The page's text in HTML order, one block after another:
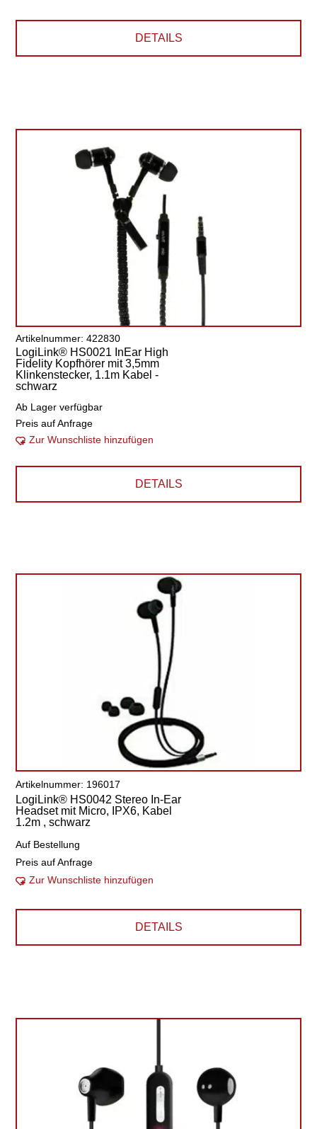
DETAILS
Artikelnummer: 422830
LogiLink® HS0021 InEar High
Fidelity Kopfhörer mit 3,5mm
Klinkenstecker, 1.1m Kabel -
schwarz
Ab Lager verfügbar
Preis auf Anfrage
Zur Wunschliste hinzufügen
DETAILS
Artikelnummer: 196017
LogiLink® HS0042 Stereo In-Ear
Headset mit Micro, IPX6, Kabel
1.2m , schwarz
Auf Bestellung
Preis auf Anfrage
Zur Wunschliste hinzufügen
DETAILS